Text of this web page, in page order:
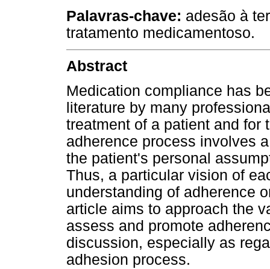
Palavras-chave: adesão à
tratamento medicamentoso.
Abstract
Medication compliance has
literature by many
treatment of a patient and for
adherence process involves
the patient's personal
Thus, a particular vision of
understanding of adherence
article aims to approach the
assess and promote
discussion, especially as
adhesion process.